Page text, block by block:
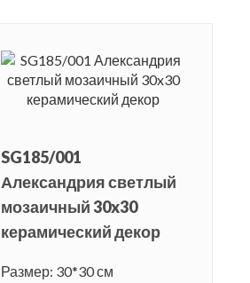
SG185/001
Александрия светлый
мозаичный 30x30
керамический декор
Размер: 30*30 см